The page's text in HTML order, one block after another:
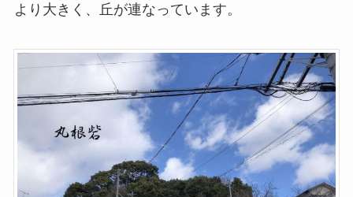
より大きく、丘が連なっています。